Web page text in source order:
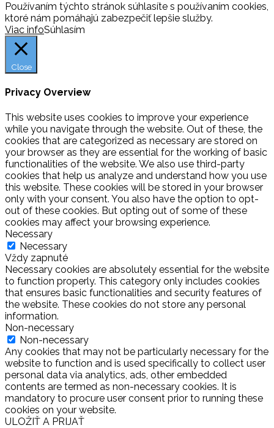
Používaním týchto stránok súhlasíte s používaním cookies,
ktoré nám pomáhajú zabezpečiť lepšie služby.
Viac infoSúhlasím
Close
Privacy Overview
This website uses cookies to improve your experience
while you navigate through the website. Out of these, the
cookies that are categorized as necessary are stored on
your browser as they are essential for the working of basic
functionalities of the website. We also use third-party
cookies that help us analyze and understand how you use
this website. These cookies will be stored in your browser
only with your consent. You also have the option to opt-
out of these cookies. But opting out of some of these
cookies may affect your browsing experience.
Necessary
Necessary
Vždy zapnuté
Necessary cookies are absolutely essential for the website
to function properly. This category only includes cookies
that ensures basic functionalities and security features of
the website. These cookies do not store any personal
information.
Non-necessary
Non-necessary
Any cookies that may not be particularly necessary for the
website to function and is used specifically to collect user
personal data via analytics, ads, other embedded
contents are termed as non-necessary cookies. It is
mandatory to procure user consent prior to running these
cookies on your website.
ULOŽIŤ A PRIJAŤ